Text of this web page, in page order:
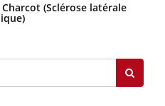
(Sclérose latérale